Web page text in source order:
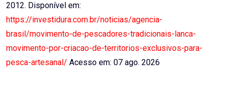
2012. Disponível em:
https://investidura.com.br/noticias/agencia-
brasil/movimento-de-pescadores-tradicionais-lanca-
movimento-por-criacao-de-territorios-exclusivos-para-
pesca-artesanal/ Acesso em: 07 ago. 2026